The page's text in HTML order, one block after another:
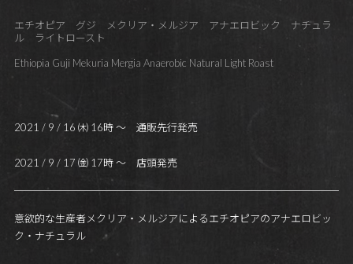
エチオピア グジ メクリア・メルジア アナエロビック ナチュラ
ル ライトロースト
Ethiopia Guji Mekuria Mergia Anaerobic Natural Light Roast
2021 / 9 / 16 ㈭ 16時 ～ 通販先行発売
2021 / 9 / 17 ㈮ 17時 ～ 店頭発売
意欲的な生産者メクリア・メルジアによるエチオピアのアナエロビッ
ク・ナチュラル